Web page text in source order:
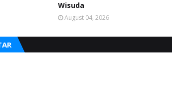
Wisuda
August 04, 2026